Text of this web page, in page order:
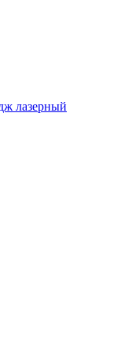
лазерный